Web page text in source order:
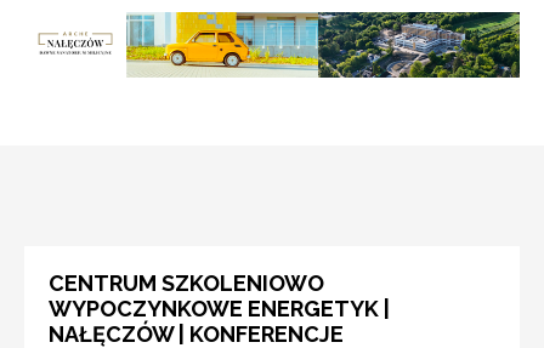
CENTRUM SZKOLENIOWO
WYPOCZYNKOWE ENERGETYK |
NAŁĘCZÓW | KONFERENCJE